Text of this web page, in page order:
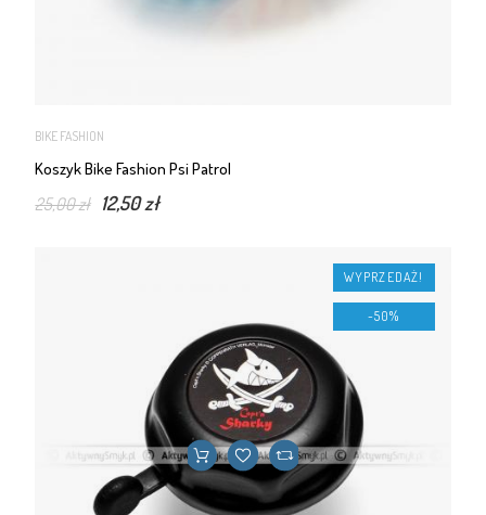
BIKE FASHION
Koszyk Bike Fashion Psi Patrol
25,00 zł 12,50 zł
WYPRZEDAŻ!
-50%